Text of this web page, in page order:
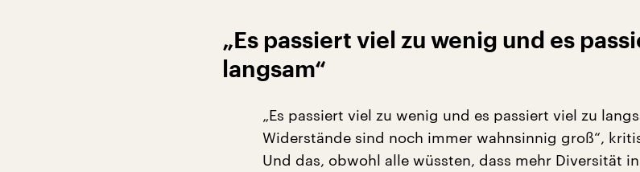
„Es passiert viel zu wenig und es
langsam“
„Es passiert viel zu wenig und es passiert viel zu
Widerstände sind noch immer wahnsinnig groß“,
Und das, obwohl alle wüssten, dass mehr Diversität